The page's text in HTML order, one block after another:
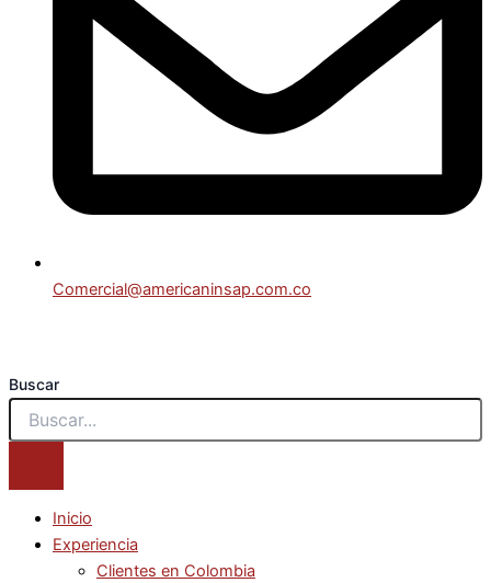
Comercial@americaninsap.com.co
Buscar
Inicio
Experiencia
Clientes en Colombia